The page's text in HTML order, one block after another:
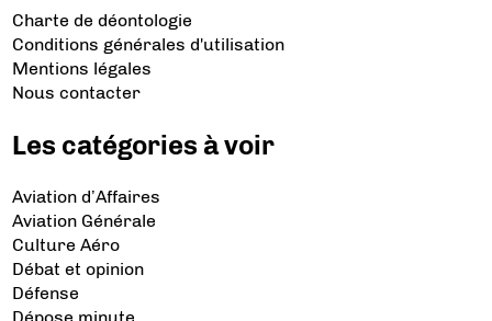
Charte de déontologie
Conditions générales d'utilisation
Mentions légales
Nous contacter
Les catégories à voir
Aviation d’Affaires
Aviation Générale
Culture Aéro
Débat et opinion
Défense
Dépose minute